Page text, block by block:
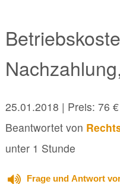
25.01.2018 | Preis: 76
Beantwortet von
unter 1 Stunde
Frage und Antwort